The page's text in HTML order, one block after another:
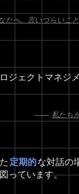
たへ。言いづらいこ
ジェクトマネジ
私たち
定期的な対話の
っています。